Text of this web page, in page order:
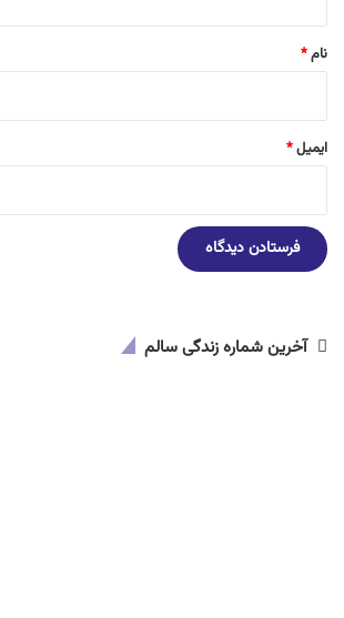
نام*
ایمیل*
آخرین شماره زندگی سالم